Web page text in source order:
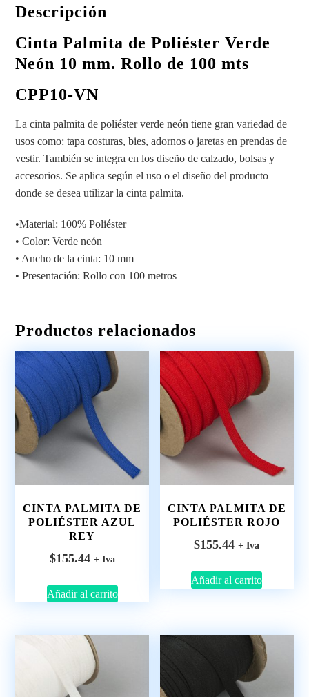
Descripción
Cinta Palmita de Poliéster Verde
Neón 10 mm. Rollo de 100 mts
CPP10-VN
La cinta palmita de poliéster verde neón tiene gran variedad de
usos como: tapa costuras, bies, adornos o jaretas en prendas de
vestir. También se integra en los diseño de calzado, bolsas y
accesorios. Se aplica según el uso o el diseño del producto
donde se desea utilizar la cinta palmita.
•Material: 100% Poliéster
• Color: Verde neón
• Ancho de la cinta: 10 mm
• Presentación: Rollo con 100 metros
Productos relacionados
CINTA PALMITA DE
POLIÉSTER AZUL
REY
$155.44 + Iva
Añadir al carrito
CINTA PALMITA DE
POLIÉSTER ROJO
$155.44 + Iva
Añadir al carrito